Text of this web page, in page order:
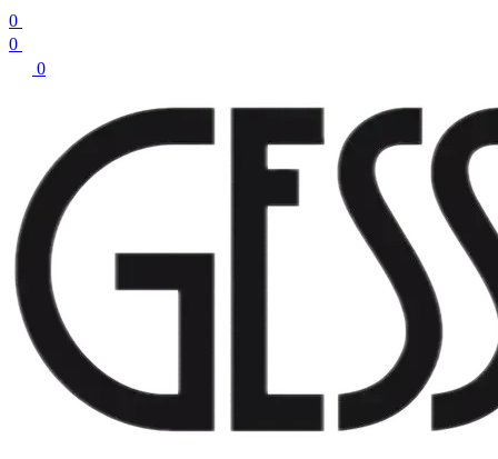
0
0
0